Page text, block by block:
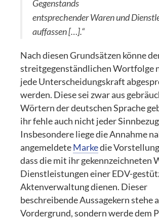
Gegenstands
entsprechender Waren und
auffassen […].“
Nach diesen Grundsätzen könne
streitgegenständlichen Wortfolge
jede Unterscheidungskraft
werden. Diese sei zwar aus
Wörtern der deutschen Sprache
ihr fehle auch nicht jeder
Insbesondere liege die Annahme
angemeldeteMarkedie
dass die mit ihr gekennzeichneten
Dienstleistungen einer EDV-
Aktenverwaltung dienen. Dieser
beschreibende Aussagekern stehe
Vordergrund, sondern werde dem